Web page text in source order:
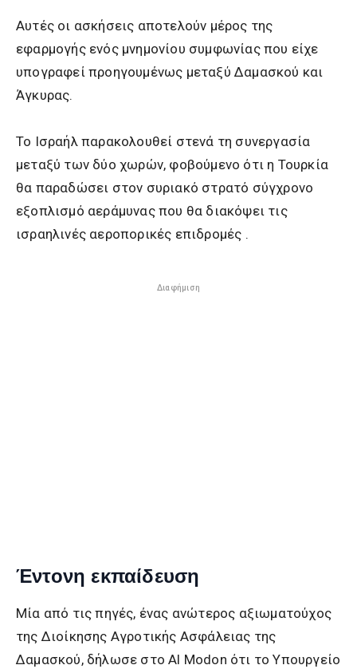
Αυτές οι ασκήσεις αποτελούν μέρος της
εφαρμογής ενός μνημονίου συμφωνίας που είχε
υπογραφεί προηγουμένως μεταξύ Δαμασκού και
Άγκυρας.
Το Ισραήλ παρακολουθεί στενά τη συνεργασία
μεταξύ των δύο χωρών, φοβούμενο ότι η Τουρκία
θα παραδώσει στον συριακό στρατό σύγχρονο
εξοπλισμό αεράμυνας που θα διακόψει τις
ισραηλινές αεροπορικές επιδρομές .
Διαφήμιση
Έντονη εκπαίδευση
Μία από τις πηγές, ένας ανώτερος αξιωματούχος
της Διοίκησης Αγροτικής Ασφάλειας της
Δαμασκού, δήλωσε στο Al Modon ότι το Υπουργείο